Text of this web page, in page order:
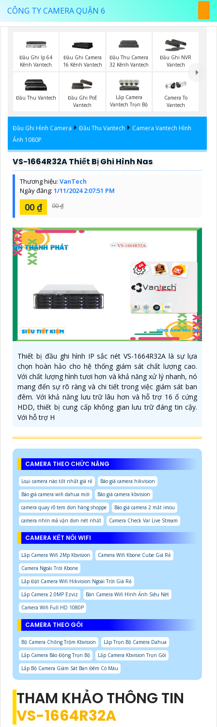
CÔNG TY CAMERA QUẬN 6
Đầu Ghi Ip 64
Kênh Vantech
Đầu Ghi Camera
16 Kênh Vantech
Đầu Thu Camera
32 Kênh Vantech
Đầu Ghi NVR
Vantech
Đầu Thu Vantech
Đầu Ghi PoE
Vantech
Lắp Camera
Vantech Trọn Bộ
Camera To
Vantech
Đầu Ghi Hình Camera Đầu Thu Vantech
Camera Vantech Hình
Ảnh 1080P
VS-1664R32A Thiết Bị Ghi Hình Nas
Thương hiệu: VanTech
Ngày đăng: 1/11/2024 2:07:51 PM
00 ₫ 00 ₫
Thiết bị đầu ghi hình IP sắc nét VS-1664R32A là sự lựa
chọn hoàn hảo cho hệ thống giám sát chất lượng cao.
Với chất lượng hình tươi hơn và khả năng xử lý nhanh, nó
mang đến sự rõ ràng và chi tiết trong việc giám sát ban
đêm. Với khả năng lưu trữ lâu hơn và hỗ trợ 16 ổ cứng
HDD, thiết bị cung cấp không gian lưu trữ đáng tin cậy.
Với hỗ trợ H
CAMERA THEO CHỨC NĂNG
Loại camera nào tốt nhất giá rẻ
Báo giá camera hikvision
Báo giá camera wifi dahua mới
Báo giá camera kbvision
camera quay rõ tem đơn hàng shoppe
Báo giá camera 2 mắt imou
camera nhìn mã vận đơn nét nhất
Camera Check Var Live Stream
CAMERA KẾT NỐI WIFI
Lắp Camera Wifi 2Mp Kbvision
Camera Wifi Kbone Cube Giá Rẻ
Camera Ngoài Trời Kbone
Lắp Đặt Camera Wifi Hikvision Ngoài Trời Giá Rẻ
Lắp Camera 2.0MP Ezviz
Bán Camera Wifi Hình Ảnh Siêu Nét
Camera Wifi Full HD 1080P
CAMERA THEO GÓI
Bộ Camera Chống Trộm Kbvision
Lắp Trọn Bộ Camera Dahua
Lắp Camera Báo Động Trọn Bộ
Lắp Camera Kbvision Trọn Gói
Lắp Bộ Camera Giám Sát Ban Đêm Có Màu
THAM KHẢO THÔNG TIN
VS-1664R32A